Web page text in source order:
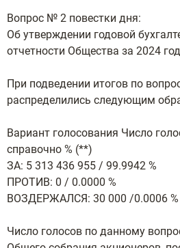
Вопрос № 2 повестки дня:
Об утверждении годовой
отчетности Общества за 2024
При подведении итогов по
распределились следующим
Вариант голосования Число
справочно % (**)
ЗА: 5 313 436 955 / 99.9942 %
ПРОТИВ: 0 / 0.0000 %
ВОЗДЕРЖАЛСЯ: 30 000 /0.0006 %
Число голосов по данному